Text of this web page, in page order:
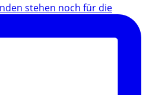
stehen noch für die